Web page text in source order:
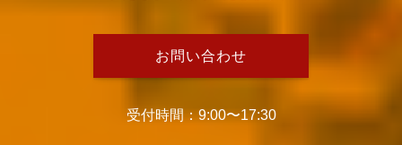
お問い合わせ
受付時間：9:00〜17:30